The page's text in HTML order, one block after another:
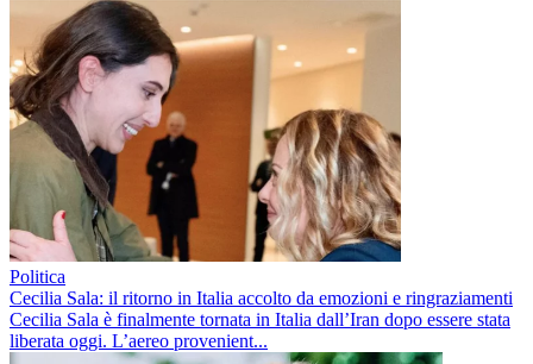
Politica
Cecilia Sala: il ritorno in Italia accolto da emozioni e ringraziamenti
Cecilia Sala è finalmente tornata in Italia dall’Iran dopo essere stata
liberata oggi. L’aereo provenient...